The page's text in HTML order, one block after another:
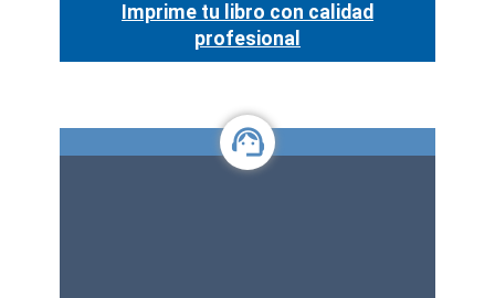
Imprime tu libro con calidad
profesional